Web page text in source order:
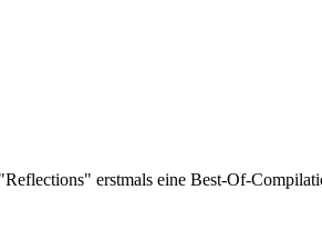
erstmals eine Best-Of-